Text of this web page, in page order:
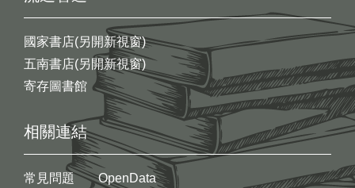
國家書店(另開新視窗)
五南書店(另開新視窗)
寄存圖書館
相關連結
常見問題
OpenData